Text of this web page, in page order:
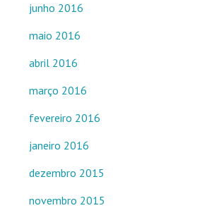
junho 2016
maio 2016
abril 2016
março 2016
fevereiro 2016
janeiro 2016
dezembro 2015
novembro 2015